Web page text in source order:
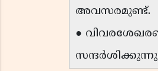
അവസരമുണ്ട്.
●